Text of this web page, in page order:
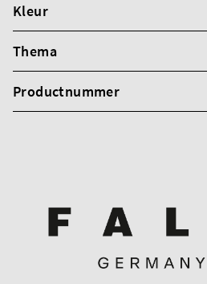
Kleur
Thema
Productnummer